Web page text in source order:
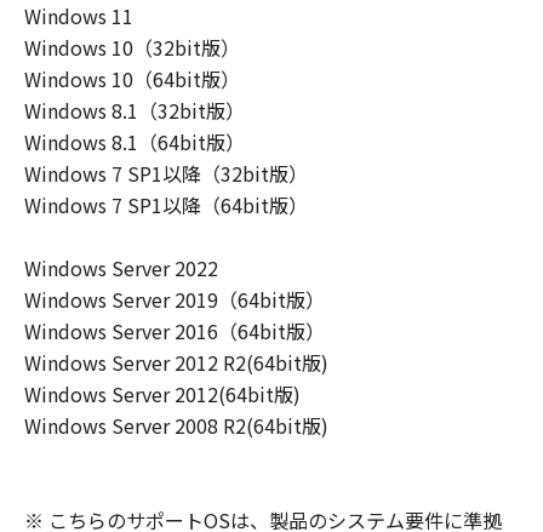
一切の責任を負いません。
ユーザーは、日本国政府または該当国の政
府より必要な許可等を得ることなしに、本
ソフトウェアの全部または一部を、直接ま
たは間接に輸出してはなりません。
Windows 11
Windows 10（32bit版）
Windows 10（64bit版）
Windows 8.1（32bit版）
Windows 8.1（64bit版）
Windows 7 SP1以降（32bit版）
Windows 7 SP1以降（64bit版）
Windows Server 2022
Windows Server 2019（64bit版）
Windows Server 2016（64bit版）
Windows Server 2012 R2(64bit版)
Windows Server 2012(64bit版)
Windows Server 2008 R2(64bit版)
※ こちらのサポートOSは、製品のシステム要件に準拠